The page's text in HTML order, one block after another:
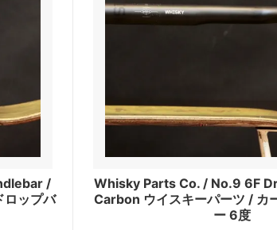
/
ロップバ
Whisky Parts Co. / No.9 6F
Carbon ウイスキーパーツ / カ
ー 6度